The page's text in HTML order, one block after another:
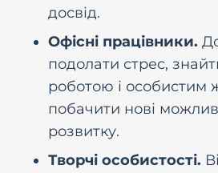
досвід.
Офісні працівники.
подолати стрес,
роботою і особистим
побачити нові
розвитку.
Творчі особистості.